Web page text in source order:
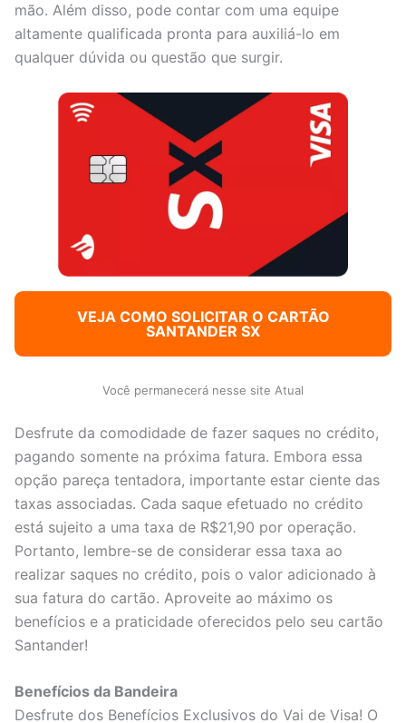
mão. Além disso, pode contar com uma equipe
altamente qualificada pronta para auxiliá-lo em
qualquer dúvida ou questão que surgir.
VEJA COMO SOLICITAR O CARTÃO
SANTANDER SX
Você permanecerá nesse site Atual
Desfrute da comodidade de fazer saques no crédito,
pagando somente na próxima fatura. Embora essa
opção pareça tentadora, importante estar ciente das
taxas associadas. Cada saque efetuado no crédito
está sujeito a uma taxa de R$21,90 por operação.
Portanto, lembre-se de considerar essa taxa ao
realizar saques no crédito, pois o valor adicionado à
sua fatura do cartão. Aproveite ao máximo os
benefícios e a praticidade oferecidos pelo seu cartão
Santander!
Benefícios da Bandeira
Desfrute dos Benefícios Exclusivos do Vai de Visa! O